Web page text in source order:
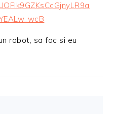
robot, sa fac si eu